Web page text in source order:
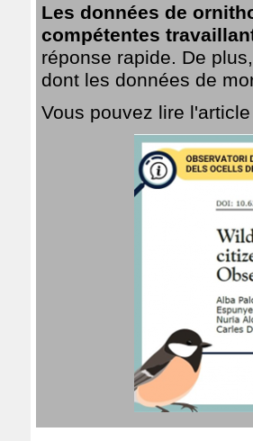
Les données de
compétentes
réponse rapide. De
dont les données de
Vous pouvez lire